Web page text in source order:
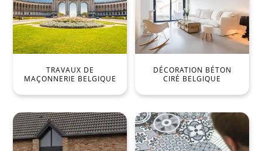
TRAVAUX DE
MAÇONNERIE BELGIQUE
DÉCORATION BÉTON
CIRÉ BELGIQUE